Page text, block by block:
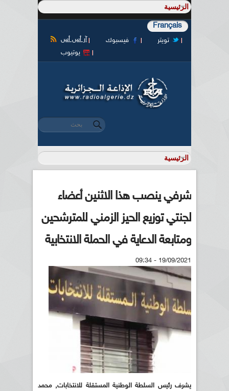
Français
آر أس أس فيسبوك
تويتر
يوتيوب
استمارة البحث
‏بحث ‏
شرفي ينصب هذا الاثنين أعضاء
لجنتي توزيع الحيز الزمني للمترشحين
ومتابعة الدعاية في الحملة الانتخابية
19/09/2021 - 09:34
يشرف رئيس السلطة الوطنية المستقلة للانتخابات, محمد